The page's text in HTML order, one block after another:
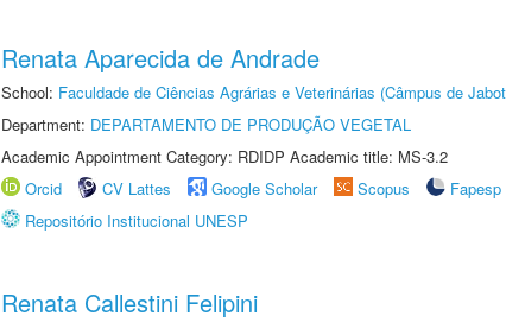
Renata Aparecida de Andrade
School: Faculdade de Ciências Agrárias e Veterinárias (Câmpus de
Department: DEPARTAMENTO DE PRODUÇÃO VEGETAL
Academic Appointment Category: RDIDP Academic title: MS-3.2
Orcid
CV Lattes Google Scholar Scopus Fapesp
Repositório Institucional UNESP
Renata Callestini Felipini